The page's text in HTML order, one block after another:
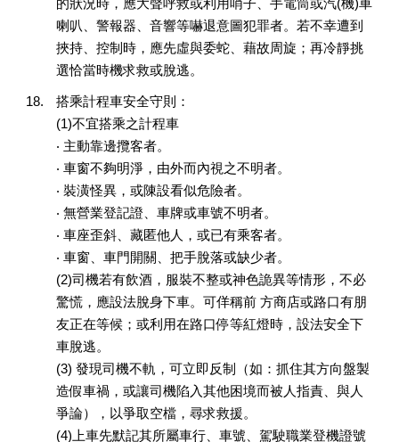
的狀況時，應大聲呼救或利用哨子、手電筒或汽(機)車
喇叭、警報器、音響等嚇退意圖犯罪者。若不幸遭到
挾持、控制時，應先虛與委蛇、藉故周旋；再冷靜挑
選恰當時機求救或脫逃。
搭乘計程車安全守則：
(1)不宜搭乘之計程車
‧ 主動靠邊攬客者。
‧ 車窗不夠明淨，由外而內視之不明者。
‧ 裝潢怪異，或陳設看似危險者。
‧ 無營業登記證、車牌或車號不明者。
‧ 車座歪斜、藏匿他人，或已有乘客者。
‧ 車窗、車門開關、把手脫落或缺少者。
(2)司機若有飲酒，服裝不整或神色詭異等情形，不必
驚慌，應設法脫身下車。可佯稱前 方商店或路口有朋
友正在等候；或利用在路口停等紅燈時，設法安全下
車脫逃。
(3) 發現司機不軌，可立即反制（如：抓住其方向盤製
造假車禍，或讓司機陷入其他困境而被人指責、與人
爭論），以爭取空檔，尋求救援。
(4)上車先默記其所屬車行、車號、駕駛職業登機證號